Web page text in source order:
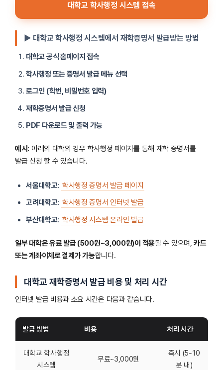
대학교 학사행정 시스템 접속
▶ 대학교 학사행정 시스템에서 재학증명서 발급받는 방법
대학교 공식 홈페이지 접속
학사행정 또는 증명서 발급 메뉴 선택
로그인 (학번, 비밀번호 입력)
재학증명서 발급 신청
PDF 다운로드 및 출력 가능
예시: 아래의 대학의 경우 학사행정 페이지를 통해 재학 증명서를
발급 신청 할 수 있습니다.
서울대학교: 학사행정 증명서 발급 페이지
고려대학교: 학사행정 증명서 인터넷 발급
부산대학교: 학사행정 시스템 온라인 발급
일부 대학은 유료 발급 (500원~3,000원)이 적용될 수 있으며,카드
또는 계좌이체로 결제가 가능합니다.
대학교 재학증명서 발급 비용 및 처리 시간
인터넷 발급 비용과 소요 시간은 다음과 같습니다.
발급 방법 비용 처리 시간
대학교 학사행정
시스템
무료~3,000원
즉시 (5~10
분 내)